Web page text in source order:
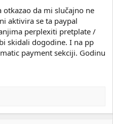
otkazao da mi slučajno ne
aktivira se ta paypal
perplexiti pretplate /
skidali dogodine. I na pp
payment sekciji. Godinu